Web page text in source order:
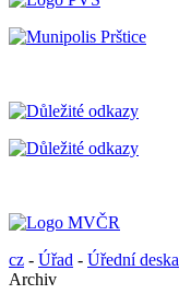
cz - Úřad - Úřední deska
Archiv